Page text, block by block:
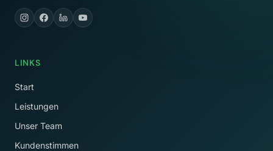
LINKS
Start
Leistungen
Unser Team
Kundenstimmen